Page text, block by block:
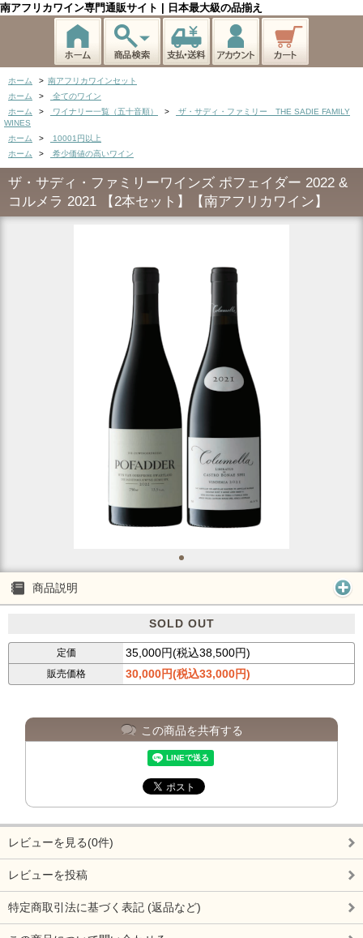
南アフリカワイン専門通販サイト | 日本最大級の品揃え
ホーム > 南アフリカワインセット
ホーム
>
全てのワイン
ホーム
> ワイナリー一覧（五十音順） >
ザ・サディ・ファミリー THE SADIE FAMILY
WINES
ホーム
>
10001円以上
ホーム
> 希少価値の高いワイン
ザ・サディ・ファミリーワインズ ポフェイダー 2022 &
コルメラ 2021 【2本セット】【南アフリカワイン】
商品説明
SOLD OUT
定価 35,000円(税込38,500円)
販売価格 30,000円(税込33,000円)
この商品を共有する
レビューを見る(0件)
レビューを投稿
特定商取引法に基づく表記 (返品など)